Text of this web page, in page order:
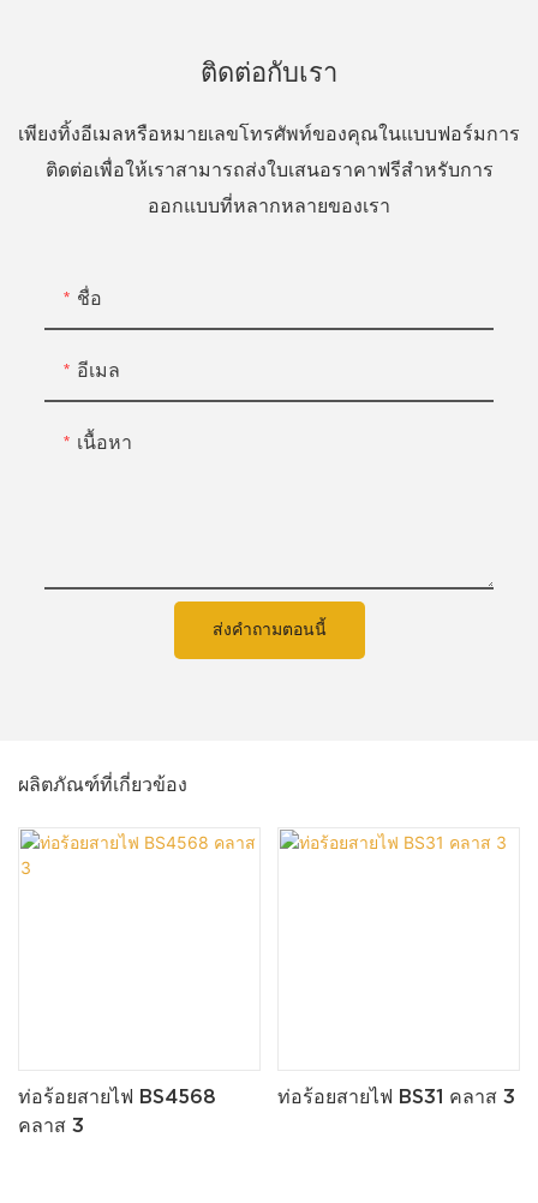
ติดต่อกับเรา
เพียงทิ้งอีเมลหรือหมายเลขโทรศัพท์ของคุณในแบบฟอร์มการ
ติดต่อเพื่อให้เราสามารถส่งใบเสนอราคาฟรีสำหรับการ
ออกแบบที่หลากหลายของเรา
ชื่อ
อีเมล
เนื้อหา
ส่งคำถามตอนนี้
ผลิตภัณฑ์ที่เกี่ยวข้อง
ท่อร้อยสายไฟ BS4568
คลาส 3
ท่อร้อยสายไฟ BS31 คลาส 3